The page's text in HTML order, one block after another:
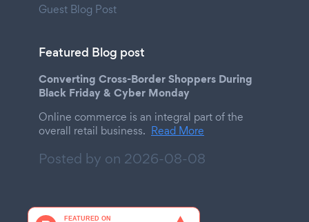
Guest Blog Post
Featured Blog post
Converting Cross-Border Shoppers During
Black Friday & Cyber Monday
Online commerce is an integral part of the
overall retail business. Read More
Posted by on 2026-08-08